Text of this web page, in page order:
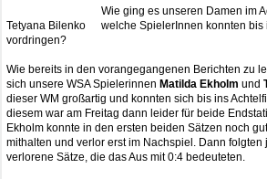
Tetyana Bilenko
Wie ging es unseren Damen im
welche SpielerInnen konnten bis
vordringen?
Wie bereits in den vorangegangenen Berichten zu
sich unsere WSA Spielerinnen Matilda Ekholm und
dieser WM großartig und konnten sich bis ins
diesem war am Freitag dann leider für beide
Ekholm konnte in den ersten beiden Sätzen noch
mithalten und verlor erst im Nachspiel. Dann folgten
verlorene Sätze, die das Aus mit 0:4 bedeuteten.